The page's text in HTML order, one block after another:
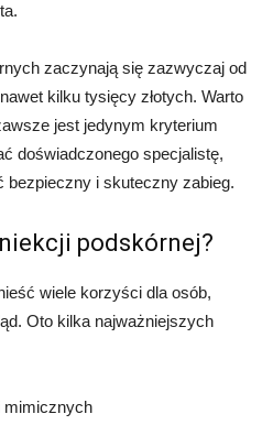
zaczynają się zazwyczaj od
kilku tysięcy złotych. Warto
jest jedynym kryterium
doświadczonego specjalistę,
bezpieczny i skuteczny zabieg.
podskórnej?
wiele korzyści dla osób,
Oto kilka najważniejszych
mimicznych